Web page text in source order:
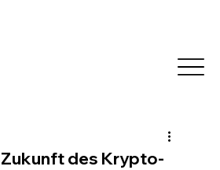
Zukunft des Krypto-